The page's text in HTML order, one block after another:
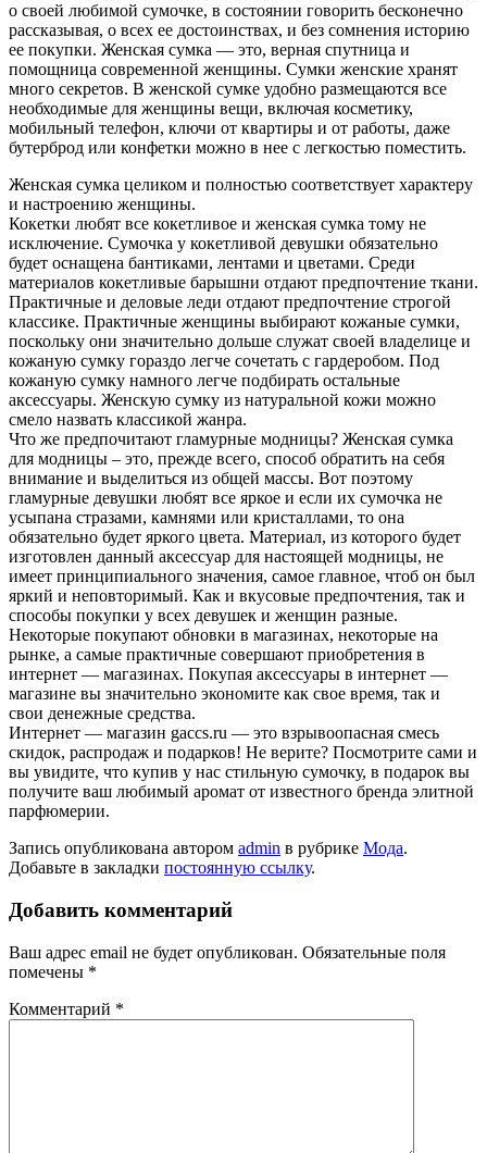
о своей любимой сумочке, в состоянии говорить бесконечно
рассказывая, о всех ее достоинствах, и без сомнения историю
ее покупки. Женская сумка — это, верная спутница и
помощница современной женщины. Сумки женские хранят
много секретов. В женской сумке удобно размещаются все
необходимые для женщины вещи, включая косметику,
мобильный телефон, ключи от квартиры и от работы, даже
бутерброд или конфетки можно в нее с легкостью поместить.
Женская сумка целиком и полностью соответствует характеру
и настроению женщины.
Кокетки любят все кокетливое и женская сумка тому не
исключение. Сумочка у кокетливой девушки обязательно
будет оснащена бантиками, лентами и цветами. Среди
материалов кокетливые барышни отдают предпочтение ткани.
Практичные и деловые леди отдают предпочтение строгой
классике. Практичные женщины выбирают кожаные сумки,
поскольку они значительно дольше служат своей владелице и
кожаную сумку гораздо легче сочетать с гардеробом. Под
кожаную сумку намного легче подбирать остальные
аксессуары. Женскую сумку из натуральной кожи можно
смело назвать классикой жанра.
Что же предпочитают гламурные модницы? Женская сумка
для модницы – это, прежде всего, способ обратить на себя
внимание и выделиться из общей массы. Вот поэтому
гламурные девушки любят все яркое и если их сумочка не
усыпана стразами, камнями или кристаллами, то она
обязательно будет яркого цвета. Материал, из которого будет
изготовлен данный аксессуар для настоящей модницы, не
имеет принципиального значения, самое главное, чтоб он был
яркий и неповторимый. Как и вкусовые предпочтения, так и
способы покупки у всех девушек и женщин разные.
Некоторые покупают обновки в магазинах, некоторые на
рынке, а самые практичные совершают приобретения в
интернет — магазинах. Покупая аксессуары в интернет —
магазине вы значительно экономите как свое время, так и
свои денежные средства.
Интернет — магазин gaccs.ru — это взрывоопасная смесь
скидок, распродаж и подарков! Не верите? Посмотрите сами и
вы увидите, что купив у нас стильную сумочку, в подарок вы
получите ваш любимый аромат от известного бренда элитной
парфюмерии.
Запись опубликована автором admin в рубрике Мода.
Добавьте в закладки постоянную ссылку.
Добавить комментарий
Ваш адрес email не будет опубликован. Обязательные поля
помечены *
Комментарий *